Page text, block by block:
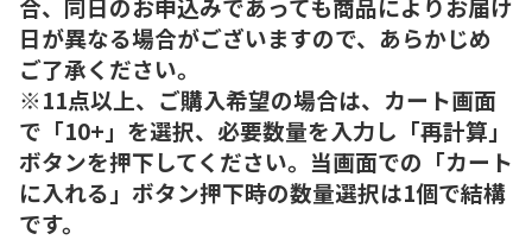
日が異なる場合がございますので、あらかじめ
ご了承ください。
※11点以上、ご購入希望の場合は、カート画面
で「10+」を選択、必要数量を入力し「再計算」
ボタンを押下してください。当画面での「カート
に入れる」ボタン押下時の数量選択は1個で結構
です。